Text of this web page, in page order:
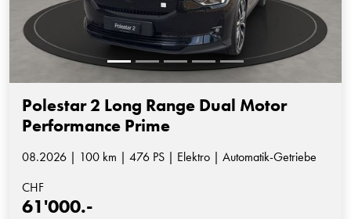
Polestar 2 Long Range Dual Motor
Performance Prime
08.2026 | 100 km | 476 PS | Elektro | Automatik-Getriebe
CHF
61'000.-